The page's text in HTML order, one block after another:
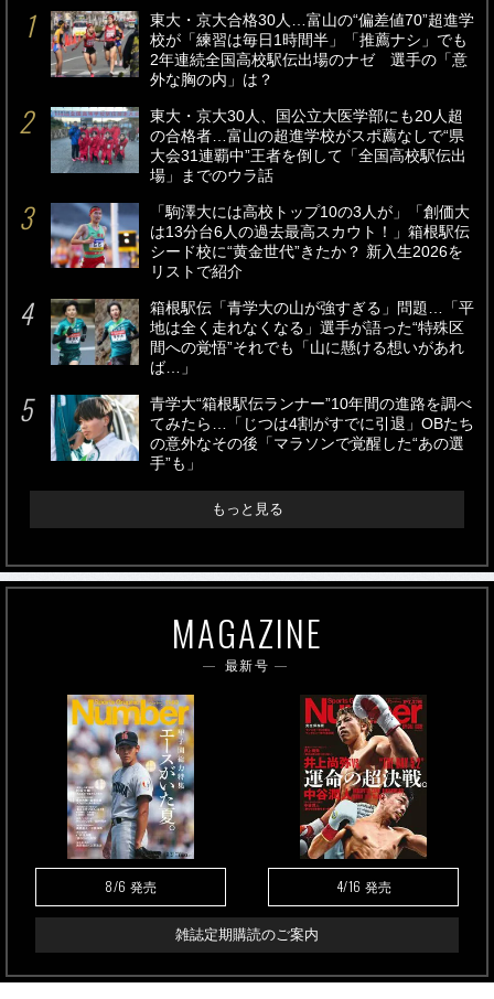
東大・京大合格30人…富山の“偏差値70”超進学
校が「練習は毎日1時間半」「推薦ナシ」でも
2年連続全国高校駅伝出場のナゼ 選手の「意
外な胸の内」は？
東大・京大30人、国公立大医学部にも20人超
の合格者…富山の超進学校がスポ薦なしで“県
大会31連覇中”王者を倒して「全国高校駅伝出
場」までのウラ話
「駒澤大には高校トップ10の3人が」「創価大
は13分台6人の過去最高スカウト！」箱根駅伝
シード校に“黄金世代”きたか？ 新入生2026を
リストで紹介
箱根駅伝「青学大の山が強すぎる」問題…「平
地は全く走れなくなる」選手が語った“特殊区
間への覚悟”それでも「山に懸ける想いがあれ
ば…」
青学大“箱根駅伝ランナー”10年間の進路を調べ
てみたら…「じつは4割がすでに引退」OBたち
の意外なその後「マラソンで覚醒した“あの選
手”も」
もっと見る
MAGAZINE
最新号
8/6 発売 4/16 発売
雑誌定期購読のご案内